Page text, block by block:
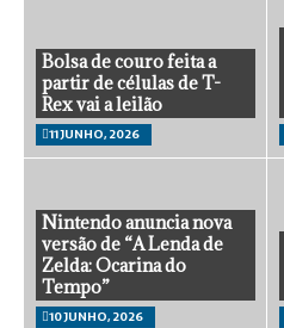
Bolsa de couro feita a
partir de células de T-
Rex vai a leilão
11 JUNHO, 2026
Nintendo anuncia nova
versão de “A Lenda de
Zelda: Ocarina do
Tempo”
10 JUNHO, 2026